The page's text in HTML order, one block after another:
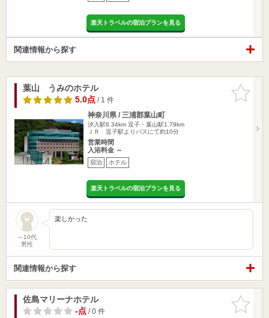
楽天トラベルの宿泊プランを見る
関連情報から探す
お気に入
りに追加
葉山 うみのホテル
5.0点/ 1 件
神奈川県 / 三浦郡葉山町
汐入駅8.34km 逗子・葉山駅1.79km
ＪＲ 逗子駅よりバスにて約10分
営業時間
入浴料金 ～
宿泊 ホテル
楽天トラベルの宿泊プランを見る
～10代
男性
楽しかった
関連情報から探す
お気に入
りに追加
佐島マリーナホテル
-点/ 0 件